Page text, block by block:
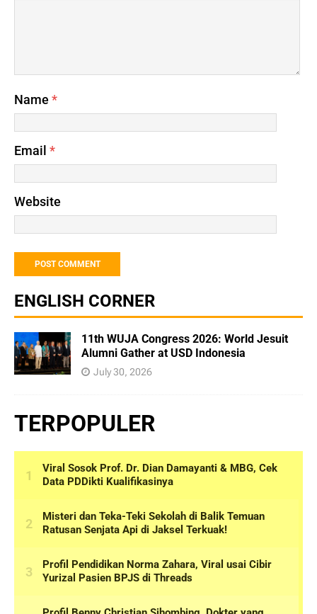
Name *
Email *
Website
ENGLISH CORNER
11th WUJA Congress 2026: World Jesuit
Alumni Gather at USD Indonesia
July 30, 2026
TERPOPULER